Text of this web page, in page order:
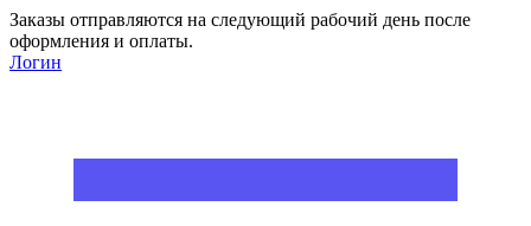
Заказы отправляются на следующий рабочий день после
оформления и оплаты.
Логин